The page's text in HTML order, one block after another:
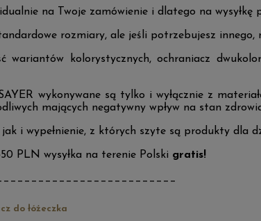
na Twoje zamówienie i dlatego na wysyłkę
rozmiary, ale jeśli potrzebujesz
wariantów kolorystycznych, ochraniacz
wykonywane są tylko i wyłącznie z
mających negatywny wpływ na stan
i wypełnienie, z których szyte są produkty dla
PLN wysyłka na terenie Polski gratis!
do łóżeczka